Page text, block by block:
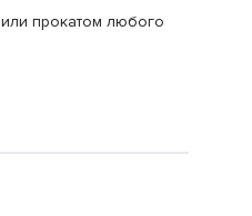
прокатом любого